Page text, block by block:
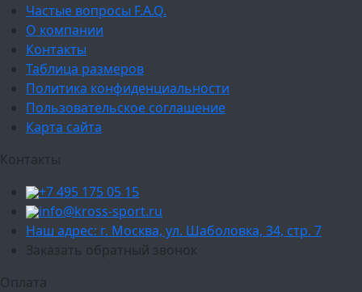
Частые вопросы F.A.Q.
О компании
Контакты
Таблица размеров
Политика конфиденциальности
Пользовательское соглашение
Карта сайта
Контакты
+7 495 175 05 15
info@kross-sport.ru
Наш адрес: г. Москва, ул. Шаболовка, 34, стр. 7
Заказать обратный звонок
Оплата